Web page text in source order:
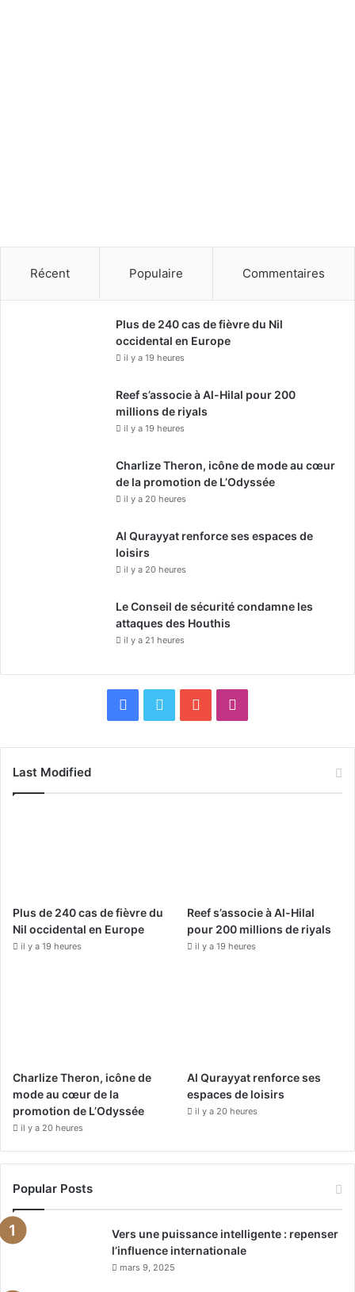
Récent Populaire Commentaires
Plus de 240 cas de fièvre du Nil
occidental en Europe
il y a 19 heures
Reef s’associe à Al-Hilal pour 200
millions de riyals
il y a 19 heures
Charlize Theron, icône de mode au cœur
de la promotion de L’Odyssée
il y a 20 heures
Al Qurayyat renforce ses espaces de
loisirs
il y a 20 heures
Le Conseil de sécurité condamne les
attaques des Houthis
il y a 21 heures
e
k
T
t
a
Last Modified
Plus de 240 cas de fièvre du
Nil occidental en Europe
il y a 19 heures
Reef s’associe à Al-Hilal
pour 200 millions de riyals
il y a 19 heures
Charlize Theron, icône de
mode au cœur de la
promotion de L’Odyssée
il y a 20 heures
Al Qurayyat renforce ses
espaces de loisirs
il y a 20 heures
Popular Posts
Vers une puissance intelligente : repenser
l’influence internationale
mars 9, 2025